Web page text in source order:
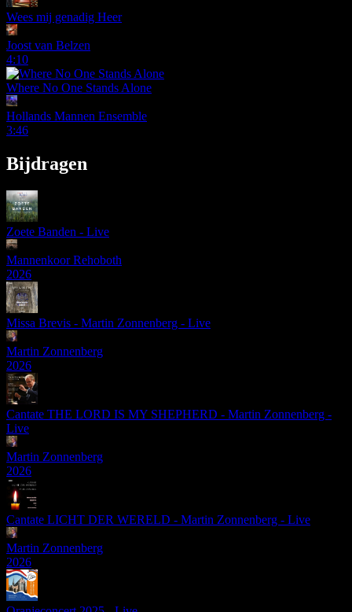
Wees mij genadig Heer
Joost van Belzen
4:10
Where No One Stands Alone
Hollands Mannen Ensemble
3:46
Bijdragen
Zoete Banden - Live
Mannenkoor Rehoboth
2026
Missa Brevis - Martin Zonnenberg - Live
Martin Zonnenberg
2026
Cantate THE LORD IS MY SHEPHERD - Martin Zonnenberg -
Live
Martin Zonnenberg
2026
Cantate LICHT DER WERELD - Martin Zonnenberg - Live
Martin Zonnenberg
2026